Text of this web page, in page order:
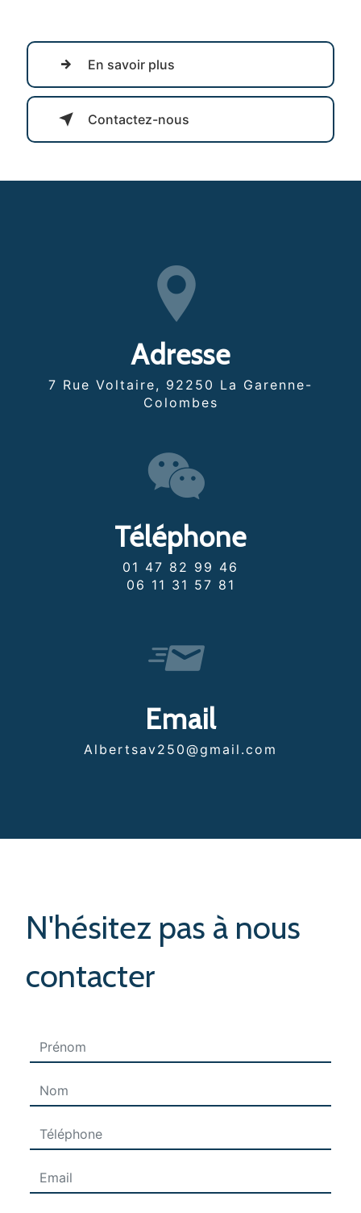
En savoir plus
Contactez-nous
Adresse
7 Rue Voltaire, 92250 La Garenne-
Colombes
Téléphone
01 47 82 99 46
06 11 31 57 81
Email
albertsav250@gmail.com
N'hésitez pas à nous
contacter